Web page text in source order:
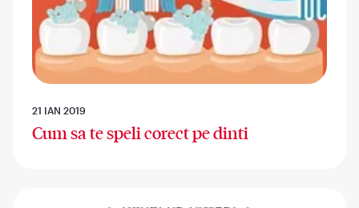
21 IAN 2019
Cum sa te speli corect pe dinti